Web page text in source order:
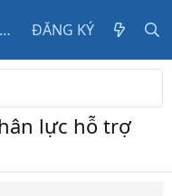
ĐĂNG NHẬP ĐĂNG KÝ
lực hỗ trợ